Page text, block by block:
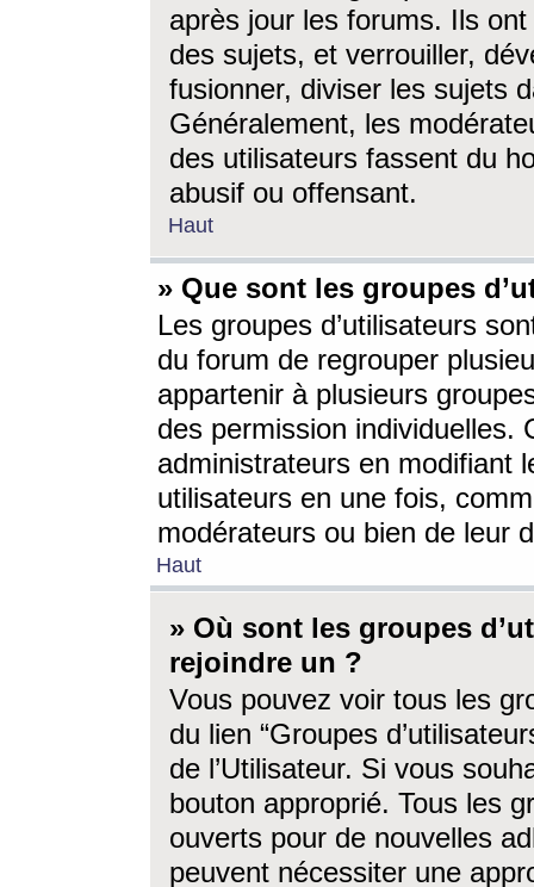
après jour les forums. Ils ont
des sujets, et verrouiller,
fusionner, diviser les sujets
Généralement, les
des utilisateurs fassent du
abusif ou offensant.
Haut
» Que sont les groupes
Les groupes d’utilisateurs
du forum de regrouper
appartenir à plusieurs
des permission individuelles.
administrateurs en modifiant
utilisateurs en une fois,
modérateurs ou bien de leur
Haut
» Où sont les groupes
rejoindre un ?
Vous pouvez voir tous les
du lien “Groupes
de l’Utilisateur. Si vous
bouton approprié. Tous les
ouverts pour de nouvelles
peuvent nécessiter une